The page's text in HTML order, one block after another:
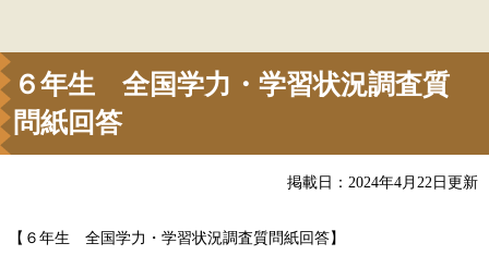
６年生 全国学力・学習状況調査質
問紙回答
掲載日：2024年4月22日更新
【６年生 全国学力・学習状況調査質問紙回答】